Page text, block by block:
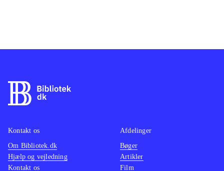
Kontakt os
Om Bibliotek.dk
Hjælp og vejledning
Kontakt os
Afdelinger
Bøger
Artikler
Film